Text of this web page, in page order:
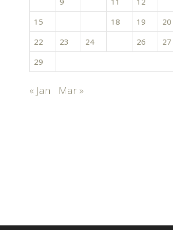
15
18 19 20
22
23 24 26 27
29
« Jan Mar »